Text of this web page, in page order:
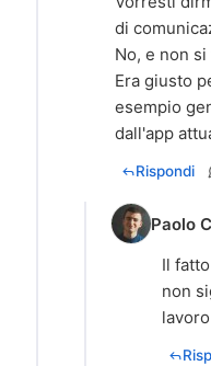
di
No, e non
Era giusto
esempio
dall'app
Rispondi
Paolo
Il
non